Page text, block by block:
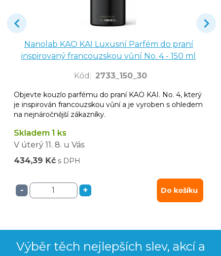
Nanolab KAO KAI Luxusní Parfém do praní
inspirovaný francouzskou vůní No. 4 - 150 ml
Kód : 2733_150_30
Objevte kouzlo parfému do praní KAO KAI. No. 4, který
je inspirován francouzskou vůní a je vyroben s ohledem
na nejnáročnější zákazníky.
Skladem 1 ks
V úterý 11. 8. u Vás
434,39 Kč s DPH
- + Do košíku
Výběr těch nejlepších slev, akcí a